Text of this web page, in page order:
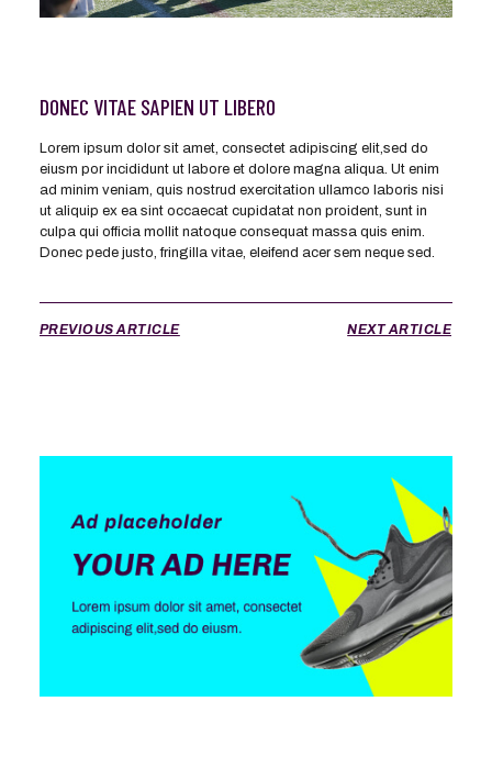
DONEC VITAE SAPIEN UT LIBERO
Lorem ipsum dolor sit amet, consectet adipiscing elit,sed do
eiusm por incididunt ut labore et dolore magna aliqua. Ut enim
ad minim veniam, quis nostrud exercitation ullamco laboris nisi
ut aliquip ex ea sint occaecat cupidatat non proident, sunt in
culpa qui officia mollit natoque consequat massa quis enim.
Donec pede justo, fringilla vitae, eleifend acer sem neque sed.
PREVIOUS ARTICLE NEXT ARTICLE